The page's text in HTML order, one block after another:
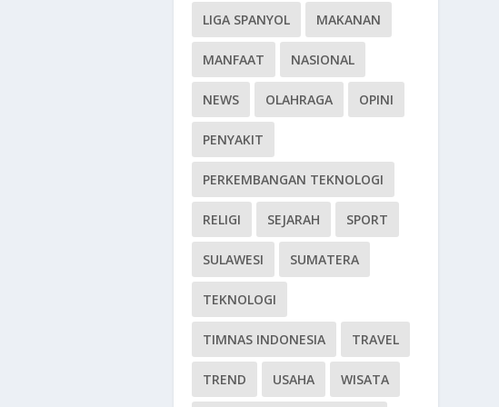
LIGA SPANYOL MAKANAN
MANFAAT NASIONAL
NEWS OLAHRAGA OPINI
PENYAKIT
PERKEMBANGAN TEKNOLOGI
RELIGI SEJARAH SPORT
SULAWESI SUMATERA
TEKNOLOGI
TIMNAS INDONESIA TRAVEL
TREND USAHA WISATA